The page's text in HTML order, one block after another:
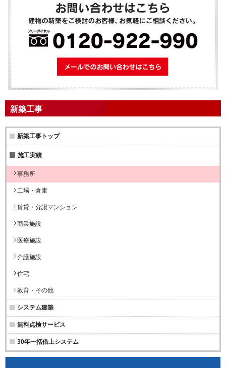
メールでのお
新築工事
新築工事トップ
施工実績
事務所
工場・倉庫
賃貸・分譲マンション
商業施設
医療施設
介護施設
住宅
教育・その他
システム建築
無料点検サービス
30年一括借上システム